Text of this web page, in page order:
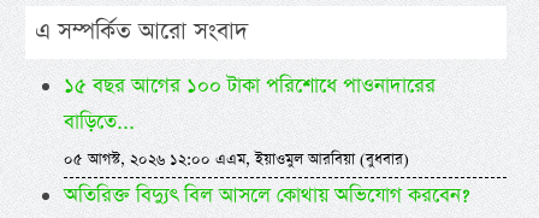
এ সম্পর্কিত আরো সংবাদ
১৫ বছর আগের ১০০ টাকা পরিশোধে পাওনাদারের
বাড়িতে...
০৫ আগস্ট, ২০২৬ ১২:০০ এএম, ইয়াওমুল আরবিয়া (বুধবার)
অতিরিক্ত বিদ্যুৎ বিল আসলে কোথায় অভিযোগ করবেন?